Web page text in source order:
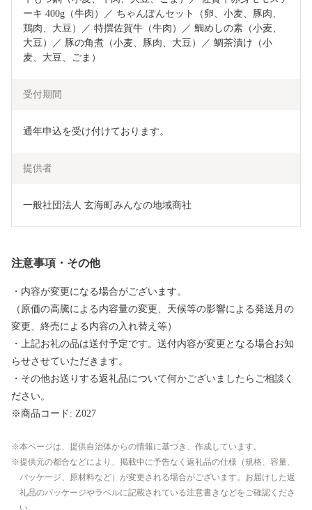
ーキ 400g（牛肉）／ ちゃんぽんセット（卵、小麦、豚肉、
鶏肉、大豆）／ 特撰佐賀牛（牛肉）／ 鯛めしの素（小麦、
大豆）／ 豚の角煮（小麦、豚肉、大豆）／ 鯛茶漬け（小
麦、大豆、ごま）
受付期間
通年申込を受け付けております。
提供者
一般社団法人 玄海町みんなの地域商社
注意事項・その他
・内容が変更になる場合がございます。
（原価の高騰による内容量の変更、天候等の影響による発送月の
変更、終売による内容の入れ替え等）
・上記お礼の品は送付予定です。送付内容が変更となる場合お知
らせさせていただきます。
・その他お送りする返礼品について何かございましたらご相談く
ださい。
※商品コード: Z027
本ページは、提供自治体からの情報に基づき、作成しています。
提供元の都合などにより、掲載中に予告なく返礼品の仕様（規格、容量、
パッケージ、原材料など）が変更される場合がございます。お届けした返
礼品のパッケージやラベルに記載されている注意書きなどをご確認くださ